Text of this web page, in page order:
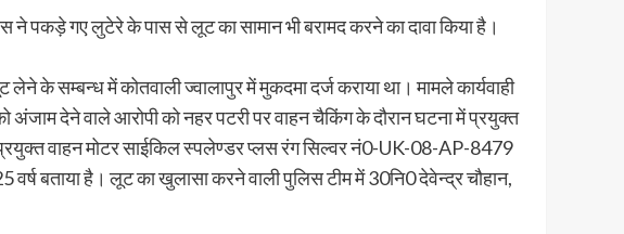
ने पकड़े गए लुटेरे के पास से लूट का सामान भी बरामद करने का दावा किया है।
के सम्बन्ध में कोतवाली ज्वालापुर में मुकदमा दर्ज कराया था। मामले कार्यवाही
अंजाम देने वाले आरोपी को नहर पटरी पर वाहन चैकिंग के दौरान घटना में प्रयुक्त
वाहन मोटर साईकिल स्पलेण्डर प्लस रंग सिल्वर नं0-UK-08-AP-8479
बताया है। लूट का खुलासा करने वाली पुलिस टीम में 30नि0 देवेन्द्र चौहान,